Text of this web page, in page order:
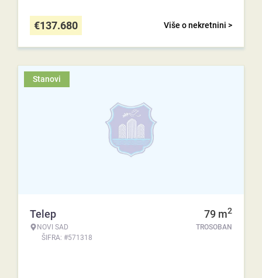
Više o nekretnini >
€137.680
Stanovi
Telep
NOVI SAD
ŠIFRA: #571318
79 m2
TROSOBAN